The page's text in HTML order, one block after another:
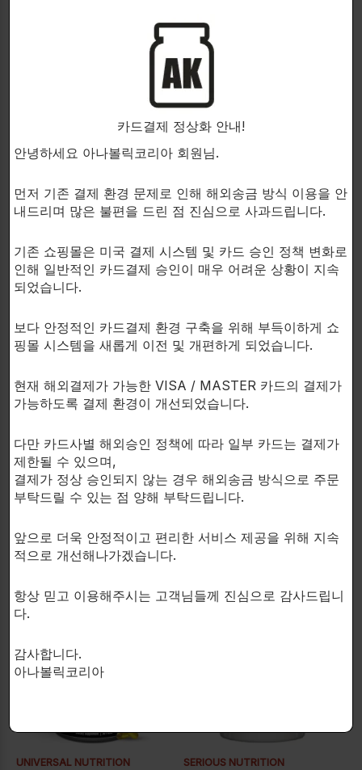
을 개선하며 칼슘을 적절하게 활용하여 건강한 뼈 조직을 형
ODORLESS GARLIC EXTRACT(무취
– 마늘은 수천 년 동안 약용으로 사용되어 왔
습니다. 연구에 따르면 마늘은 콜레스테롤, 중성지방, 혈중
지질의 수치를 낮추고, 혈압을 낮추고, 혈당 조절을 지원함
으로써 심혈관 건강을 증진시킨다고 합니
적으로 심장 건강을 지원하기 위해 사용되는 유명한 심장 강
총 콜레스테롤, 트라이글리세라이드, 그리고 LDL 콜레스테
롤을 지지하는데 도움을 줄 수 있다고 합니다.OLIVE LEAF
성산소라고 불리는 매우 불안정한 분자를 중화시킬 뿐만 아
니라 항고혈압 효과를 발휘하는 올레우로핀과 같은 페놀성
화합물이 풍부합니다. 자유 급진적 손상은 심장병과 제2형
EXTRACT(포도씨 추출물) – 포도씨 추출물은 일산화질소의
생성과 혈액의 흐름을 개선시켜 심혈관 건강을 지원하는 것
건강한 혈압, 심장 박동수, 그리고 혈관 건강을 상당히 지원
합니다.COENZYME Q10 – CoQ10은 건강한 미토콘드리아
또한 중요한 단백질, 미토콘드리아 DNA, 그리고 콜레스테
롤을 산화로부터 보호하는 강력한 항산화 특성을 가지고 있
습니다. 복용 방법:매일 3캡슐을 지방이 들어있는 식사와 함
께 복용하십시오.
UNIVERSAL NUTRITION
SERIOUS NUTRITION
카드결제 정상화 안내!
안녕하세요 아나볼릭코리아 회원님.
먼저 기존 결제 환경 문제로 인해 해외송금 방식 이용을 안
내드리며 많은 불편을 드린 점 진심으로 사과드립니다.
기존 쇼핑몰은 미국 결제 시스템 및 카드 승인 정책 변화로
인해 일반적인 카드결제 승인이 매우 어려운 상황이 지속
되었습니다.
보다 안정적인 카드결제 환경 구축을 위해 부득이하게 쇼
핑몰 시스템을 새롭게 이전 및 개편하게 되었습니다.
현재 해외결제가 가능한 VISA / MASTER 카드의 결제가
가능하도록 결제 환경이 개선되었습니다.
다만 카드사별 해외승인 정책에 따라 일부 카드는 결제가
제한될 수 있으며,
결제가 정상 승인되지 않는 경우 해외송금 방식으로 주문
부탁드릴 수 있는 점 양해 부탁드립니다.
앞으로 더욱 안정적이고 편리한 서비스 제공을 위해 지속
적으로 개선해나가겠습니다.
항상 믿고 이용해주시는 고객님들께 진심으로 감사드립니
다.
감사합니다.
아나볼릭코리아